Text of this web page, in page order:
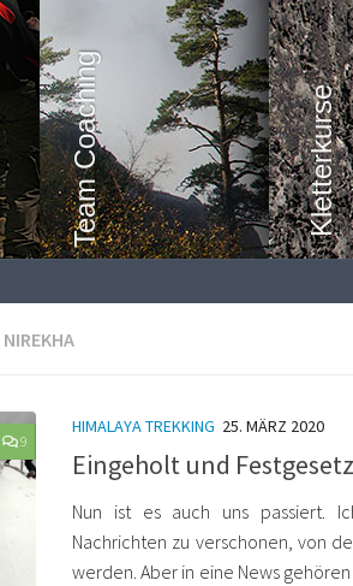
Team Coaching Kletterkurse
NIREKHA
9
HIMALAYA TREKKING 25. MÄRZ 2020
Eingeholt und
Nun ist es auch uns passiert.
Nachrichten zu verschonen, von
werden. Aber in eine News